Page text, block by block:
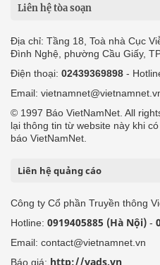
Liên hệ tòa soạn
Địa chỉ: Tầng 18, Toà nhà Cục
Đình Nghệ, phường Cầu Giấy,
Điện thoại: 02439369898 -
Email:
© 1997 Báo VietNamNet. All
lại thông tin từ website này khi
báo VietNamNet.
Liên hệ quảng cáo
Công ty Cổ phần Truyền thông
Hotline: 0919405885 (Hà Nội) -
Email: contact@vietnamnet.vn
Báo giá: http://vads.vn